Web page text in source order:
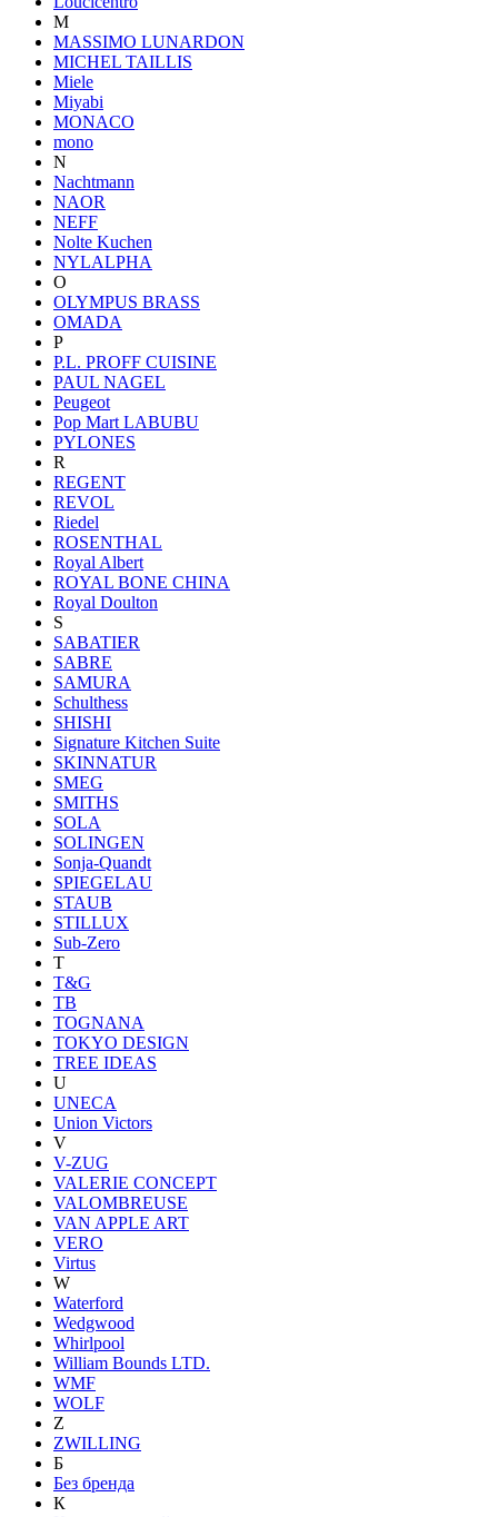
M
MASSIMO LUNARDON
MICHEL TAILLIS
Miele
Miyabi
MONACO
mono
N
Nachtmann
NAOR
NEFF
Nolte Kuchen
NYLALPHA
O
OLYMPUS BRASS
OMADA
P
P.L. PROFF CUISINE
PAUL NAGEL
Peugeot
Pop Mart LABUBU
PYLONES
R
REGENT
REVOL
Riedel
ROSENTHAL
Royal Albert
ROYAL BONE CHINA
Royal Doulton
S
SABATIER
SABRE
SAMURA
Schulthess
SHISHI
Signature Kitchen Suite
SKINNATUR
SMEG
SMITHS
SOLA
SOLINGEN
Sonja-Quandt
SPIEGELAU
STAUB
STILLUX
Sub-Zero
T
T&G
TB
TOGNANA
TOKYO DESIGN
TREE IDEAS
U
UNECA
Union Victors
V
V-ZUG
VALERIE CONCEPT
VALOMBREUSE
VAN APPLE ART
VERO
Virtus
W
Waterford
Wedgwood
Whirlpool
William Bounds LTD.
WMF
WOLF
Z
ZWILLING
Б
Без бренда
К